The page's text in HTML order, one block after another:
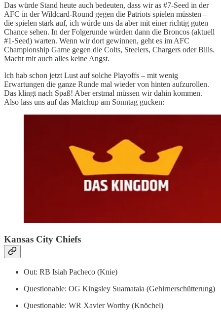
Das würde Stand heute auch bedeuten, dass wir as #7-Seed in der
AFC in der Wildcard-Round gegen die Patriots spielen müssten –
die spielen stark auf, ich würde uns da aber mit einer richtig guten
Chance sehen. In der Folgerunde würden dann die Broncos (aktuell
#1-Seed) warten. Wenn wir dort gewinnen, geht es im AFC
Championship Game gegen die Colts, Steelers, Chargers oder Bills.
Macht mir auch alles keine Angst.
Ich hab schon jetzt Lust auf solche Playoffs – mit wenig
Erwartungen die ganze Runde mal wieder von hinten aufzurollen.
Das klingt nach Spaß! Aber erstmal müssen wir dahin kommen.
Also lass uns auf das Matchup am Sonntag gucken:
Kansas City Chiefs
Out: RB Isiah Pacheco (Knie)
Questionable: OG Kingsley Suamataia (Gehirnerschütterung)
Questionable: WR Xavier Worthy (Knöchel)